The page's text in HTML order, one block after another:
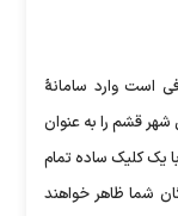
است وارد سامانۀ
قشم را به عنوان
یک کلیک ساده تمام
شما ظاهر خواهند